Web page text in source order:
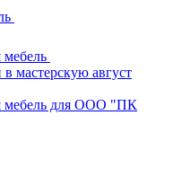
мебель
мастерскую август
мебель для ООО "ПК